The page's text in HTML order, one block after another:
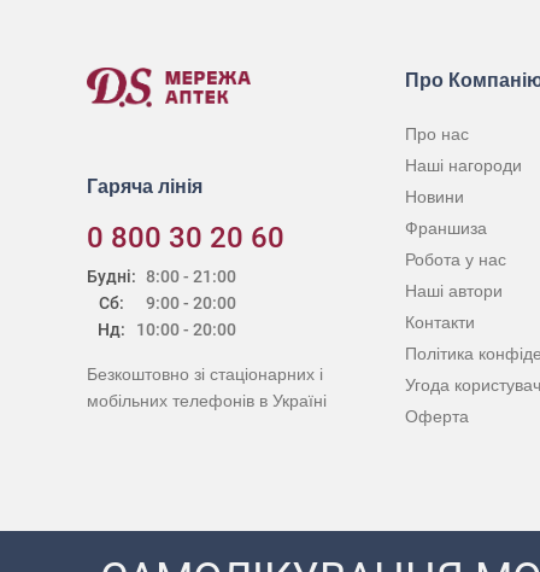
Гаряча лінія
0 800 30 20 60
Будні:
Сб:
Нд:
8:00 - 21:00
9:00 - 20:00
10:00 - 20:00
Безкоштовно зі стаціонарних і
мобільних телефонів в Україні
Про
Про нас
Наші нагороди
Новини
Франшиза
Робота у нас
Наші автори
Контакти
Політика
Угода
Оферта